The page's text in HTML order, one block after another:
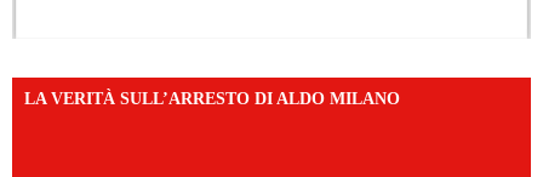
LA VERITÀ SULL’ARRESTO DI ALDO MILANO